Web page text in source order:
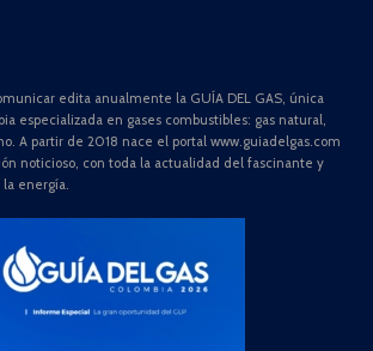
edita anualmente la GUÍA DEL GAS, única
especializada en gases combustibles: gas natural,
A partir de 2018 nace el portal www.guiadelgas.com
noticioso, con toda la actualidad del fascinante y
energía.